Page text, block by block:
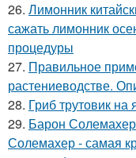
26. Лимонник
сажать лимонник
процедуры
27. Правильное
растениеводстве.
28. Гриб трутовик
29. Барон
Солемахер - самая